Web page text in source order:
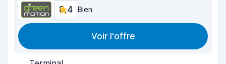
8,4 Bien
Voir l'offre